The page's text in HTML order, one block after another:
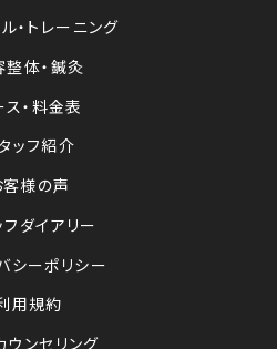
・トレーニング
整体・鍼灸
ス・料金表
ッフ紹介
客様の声
フダイアリー
シーポリシー
用規約
ウンセリング